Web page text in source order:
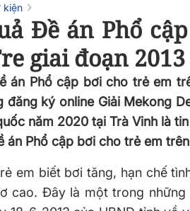
kiện
Đề án Phổ
giai đoạn 2013
án Phổ cập bơi cho trẻ em
đăng ký online Giải Mekong
năm 2020 tại Trà Vinh là
án Phổ cập bơi cho trẻ em
em biết bơi tăng, hạn chế
cao. Đây là một trong